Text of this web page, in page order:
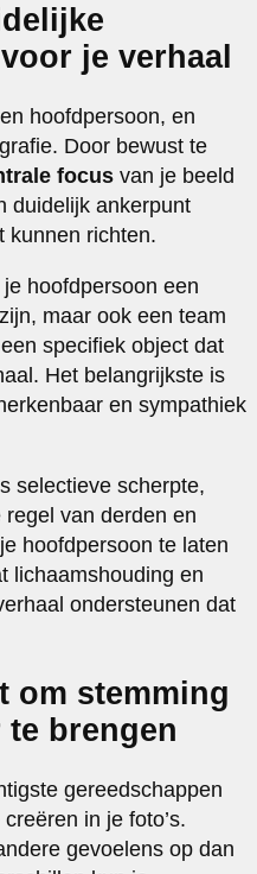
je verhaal
hoofdpersoon, en
Door bewust te
focus van je beeld
duidelijk ankerpunt
kunnen richten.
hoofdpersoon een
maar ook een team
specifiek object dat
Het belangrijkste is
en sympathiek
selectieve scherpte,
van derden en
hoofdpersoon te laten
lichaamshouding en
ondersteunen dat
om stemming
te brengen
gereedschappen
creëren in je foto’s.
gevoelens op dan